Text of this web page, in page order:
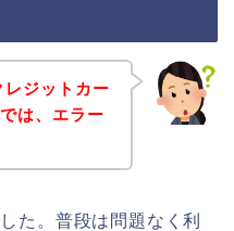
ジットカー
は、エラー
た。普段は問題なく利